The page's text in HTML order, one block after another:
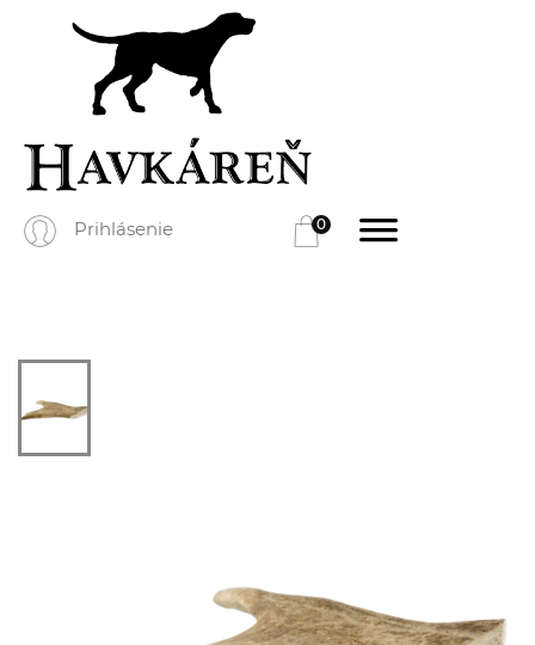
Prihlásenie 0